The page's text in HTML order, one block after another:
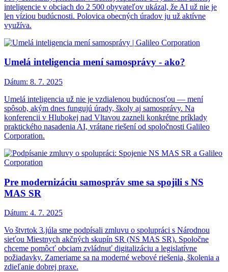
inteligencie v obciach do 2 500 obyvateľov ukázal, že AI už nie je
len víziou budúcnosti. Polovica obecných úradov ju už aktívne
využíva.
Umelá inteligencia mení samosprávy - ako?
Dátum: 8. 7. 2025
Umelá inteligencia už nie je vzdialenou budúcnosťou — mení
spôsob, akým dnes fungujú úrady, školy aj samosprávy. Na
konferencii v Hlubokej nad Vltavou zazneli konkrétne príklady
praktického nasadenia AI, vrátane riešení od spoločnosti Galileo
Corporation.
Pre modernizáciu samospráv sme sa spojili s NS
MAS SR
Dátum: 4. 7. 2025
Vo štvrtok 3.júla sme podpísali zmluvu o spolupráci s Národnou
sieťou Miestnych akčných skupín SR (NS MAS SR). Spoločne
chceme pomôcť obciam zvládnuť digitalizáciu a legislatívne
požiadavky. Zameriame sa na moderné webové riešenia, školenia a
zdieľanie dobrej praxe.